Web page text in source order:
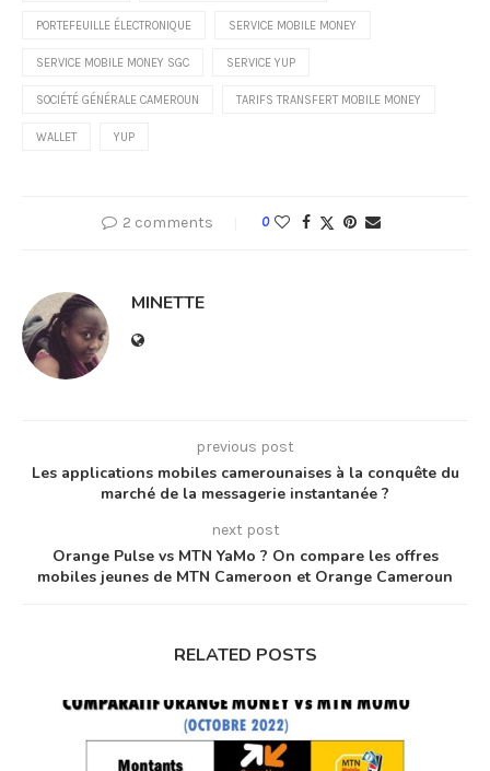
PORTEFEUILLE ÉLECTRONIQUE SERVICE MOBILE MONEY
SERVICE MOBILE MONEY SGC SERVICE YUP
SOCIÉTÉ GÉNÉRALE CAMEROUN TARIFS TRANSFERT MOBILE MONEY
WALLET YUP
2 comments 0
MINETTE
previous post
Les applications mobiles camerounaises à la conquête du
marché de la messagerie instantanée ?
next post
Orange Pulse vs MTN YaMo ? On compare les offres
mobiles jeunes de MTN Cameroon et Orange Cameroun
RELATED POSTS